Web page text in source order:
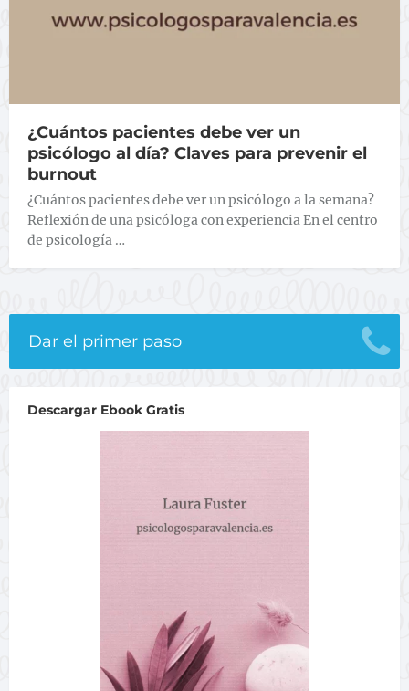
¿Cuántos pacientes debe ver un
psicólogo al día? Claves para prevenir el
burnout
¿Cuántos pacientes debe ver un psicólogo a la semana?
Reflexión de una psicóloga con experiencia En el centro
de psicología …
Dar el primer paso
Descargar Ebook Gratis